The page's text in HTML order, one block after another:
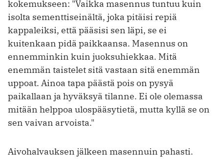
kokemukseen: "Vaikka masennus tuntuu kuin
isolta sementtiseinältä, joka pitäisi repiä
kappaleiksi, että pääsisi sen läpi, se ei
kuitenkaan pidä paikkaansa. Masennus on
ennemminkin kuin juoksuhiekkaa. Mitä
enemmän taistelet sitä vastaan sitä enemmän
uppoat. Ainoa tapa päästä pois on pysyä
paikallaan ja hyväksyä tilanne. Ei ole olemassa
mitään helppoa ulospääsytietä, mutta kyllä se on
sen vaivan arvoista."
Aivohalvauksen jälkeen masennuin pahasti.